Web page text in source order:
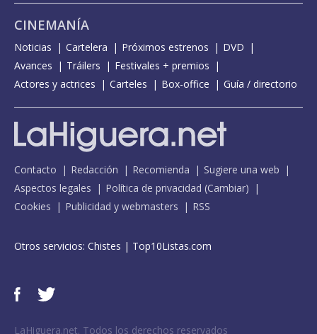
CINEMANÍA
Noticias Cartelera Próximos estrenos
DVD
Avances
Tráilers
Festivales + premios
Actores y actrices
Carteles Box-office Guía / directorio
Contacto Redacción Recomienda
Sugiere una web
Aspectos legales
Política de privacidad (Cambiar)
Cookies
Publicidad y webmasters RSS
Otros servicios: Chistes | Top10Listas.com
LaHiguera.net. Todos los derechos reservados